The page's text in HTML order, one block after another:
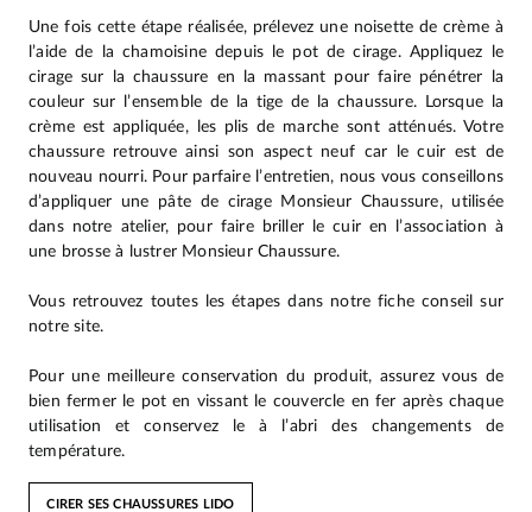
Une fois cette étape réalisée, prélevez une noisette de crème à
l’aide de la chamoisine depuis le pot de cirage. Appliquez le
cirage sur la chaussure en la massant pour faire pénétrer la
couleur sur l’ensemble de la tige de la chaussure. Lorsque la
crème est appliquée, les plis de marche sont atténués. Votre
chaussure retrouve ainsi son aspect neuf car le cuir est de
nouveau nourri. Pour parfaire l’entretien, nous vous conseillons
d’appliquer une pâte de cirage Monsieur Chaussure, utilisée
dans notre atelier, pour faire briller le cuir en l’association à
une brosse à lustrer Monsieur Chaussure.
Vous retrouvez toutes les étapes dans notre fiche conseil sur
notre site.
Pour une meilleure conservation du produit, assurez vous de
bien fermer le pot en vissant le couvercle en fer après chaque
utilisation et conservez le à l’abri des changements de
température.
CIRER SES CHAUSSURES LIDO